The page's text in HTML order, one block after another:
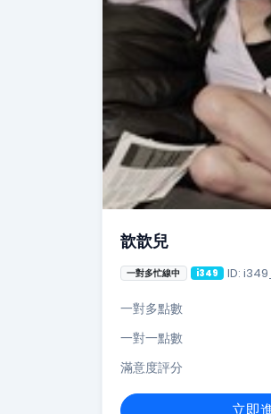
歆歆兒
一對多忙線中 i349 ID:
一對多點數
一對一點數
滿意度評分